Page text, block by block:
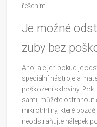
řešením.
Je možné
zuby bez
Ano, ale jen pokud je
speciální nástroje a
poškození skloviny.
sami, můžete odtrhnout
mikrotrhliny, které
neodstraňujte nálepek